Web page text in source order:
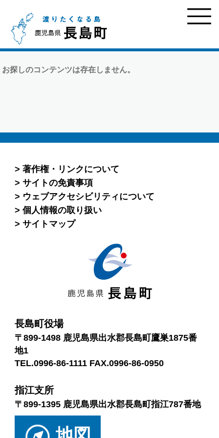
お探しのコンテンツは存在しません。
著作権・リンクについて
サイトの免責事項
ウェブアクセシビリティについて
個人情報の取り扱い
サイトマップ
長島町役場
〒899-1498 鹿児島県出水郡長島町鷹巣1875番
地1
TEL.0996-86-1111 FAX.0996-86-0950
指江支所
〒899-1395 鹿児島県出水郡長島町指江787番地